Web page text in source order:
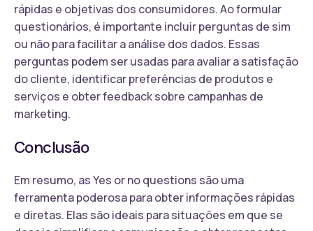
rápidas e objetivas dos consumidores. Ao formular
questionários, é importante incluir perguntas de sim
ou não para facilitar a análise dos dados. Essas
perguntas podem ser usadas para avaliar a satisfação
do cliente, identificar preferências de produtos e
serviços e obter feedback sobre campanhas de
marketing.
Conclusão
Em resumo, as Yes or no questions são uma
ferramenta poderosa para obter informações rápidas
e diretas. Elas são ideais para situações em que se